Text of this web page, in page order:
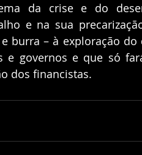
da crise e do
e na sua
burra – à exploração
e governos e que só
dos financistas.